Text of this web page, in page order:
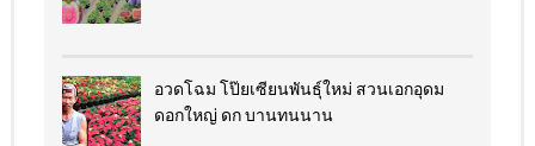
อวดโฉม โป๊ยเซียนพันธุ์ใหม่ สวนเอกอุดม
ดอกใหญ่ ดก บานทนนาน